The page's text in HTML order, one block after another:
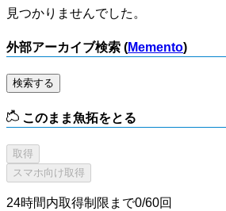
見つかりませんでした。
外部アーカイブ検索 (Memento)
検索する
このまま魚拓をとる
24時間内取得制限まで0/60回